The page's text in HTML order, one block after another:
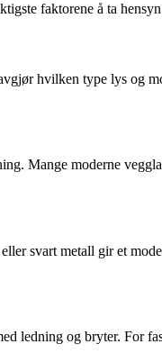
faktorene å ta
hvilken type lys og
Mange moderne
svart metall gir et
ledning og bryter. For